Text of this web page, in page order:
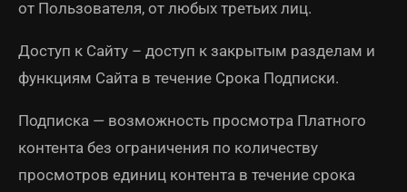
от Пользователя, от любых третьих лиц.
Доступ к Сайту – доступ к закрытым разделам и
функциям Сайта в течение Срока Подписки.
Подписка — возможность просмотра Платного
контента без ограничения по количеству
просмотров единиц контента в течение срока